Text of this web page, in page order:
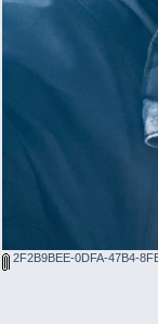
2F2B9BEE-0DFA-47B4-